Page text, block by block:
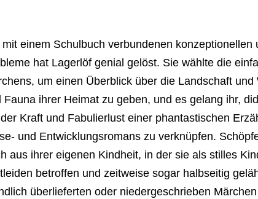
mit einem Schulbuch verbundenen konzeptionellen
hat Lagerlöf genial gelöst. Sie wählte die
um einen Überblick über die Landschaft
Fauna ihrer Heimat zu geben, und es gelang ihr,
Kraft und Fabulierlust einer phantastischen
und Entwicklungsromans zu verknüpfen.
aus ihrer eigenen Kindheit, in der sie als stilles
betroffen und zeitweise sogar halbseitig
überlieferten oder niedergeschrieben